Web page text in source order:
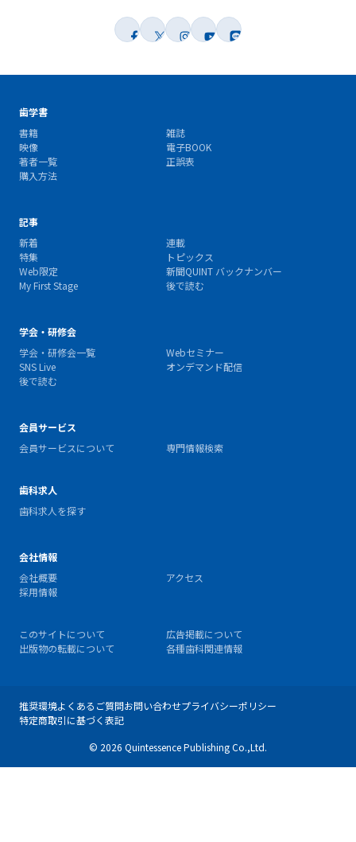
歯学書
書籍
雑誌
映像
電子BOOK
著者一覧
正誤表
購入方法
記事
新着
連載
特集
トピックス
Web限定
新聞QUINT バックナンバー
My First Stage
後で読む
学会・研修会
学会・研修会一覧
Webセミナー
SNS Live
オンデマンド配信
後で読む
会員サービス
会員サービスについて
専門情報検索
歯科求人
歯科求人を探す
会社情報
会社概要
アクセス
採用情報
このサイトについて
広告掲載について
出版物の転載について
各種歯科関連情報
推奨環境よくあるご質問お問い合わせプライバシーポリシー
特定商取引に基づく表記
© 2026 Quintessence Publishing Co.,Ltd.